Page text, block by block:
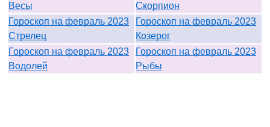
Весы
Скорпион
Гороскоп на февраль 2023
Стрелец
Гороскоп на февраль 2023
Козерог
Гороскоп на февраль 2023
Водолей
Гороскоп на февраль 2023
Рыбы